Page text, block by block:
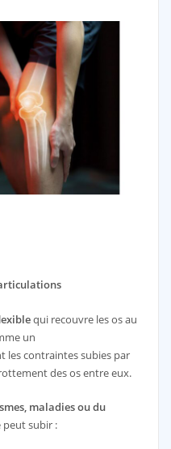
qui recouvre les os au
un
les contraintes subies par
des os entre eux.
maladies ou du
peut subir :